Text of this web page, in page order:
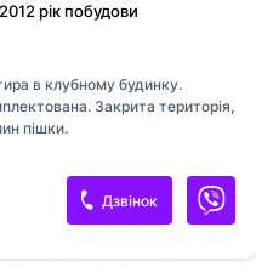
2012 рік побудови
в клубному будинку.
Закрита територія,
пішки.
Дзвінок